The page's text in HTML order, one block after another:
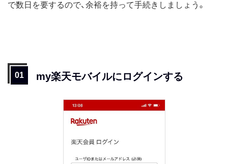
で数日を要するので、余裕を持って手続きしましょう。
my楽天モバイルにログインする